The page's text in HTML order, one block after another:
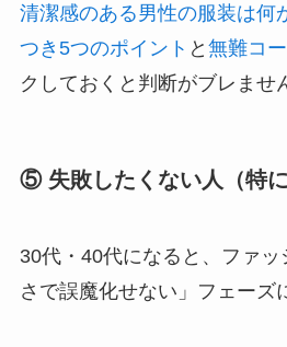
清潔感のある男性の服装は何
つき5つのポイント と 無難コ
クしておくと判断がブレませ
⑤ 失敗したくない人（特に
30代・40代になると、ファ
さで誤魔化せない」フェーズ